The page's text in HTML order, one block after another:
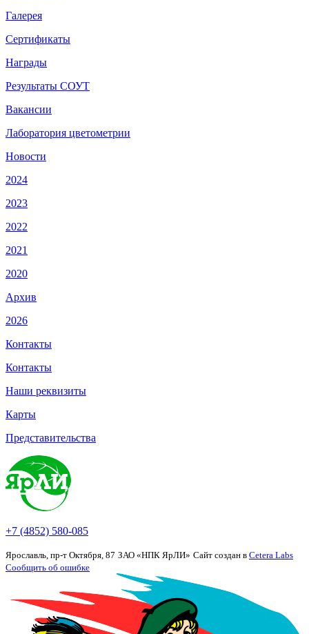
Галерея
Сертификаты
Награды
Результаты СОУТ
Вакансии
Лаборатория цветометрии
Новости
2024
2023
2022
2021
2020
Архив
2026
Контакты
Контакты
Наши реквизиты
Карты
Представительства
+7 (4852) 580-085
Ярославль, пр-т Октября, 87 ЗАО «НПК ЯрЛИ» Сайт создан в Cetera Labs
Сообщить об ошибке